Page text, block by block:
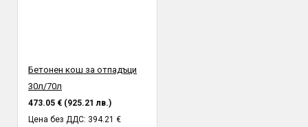
Бетонен кош за отпадъци
30л/70л
473.05 € (925.21 лв.)
Цена без ДДС: 394.21 €